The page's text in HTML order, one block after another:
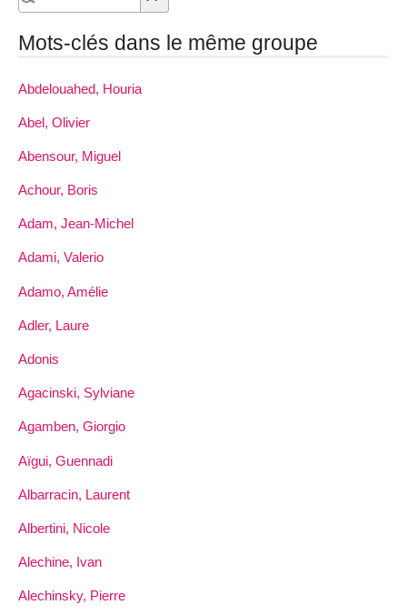
Mots-clés dans le même groupe
Abdelouahed, Houria
Abel, Olivier
Abensour, Miguel
Achour, Boris
Adam, Jean-Michel
Adami, Valerio
Adamo, Amélie
Adler, Laure
Adonis
Agacinski, Sylviane
Agamben, Giorgio
Aïgui, Guennadi
Albarracin, Laurent
Albertini, Nicole
Alechine, Ivan
Alechinsky, Pierre